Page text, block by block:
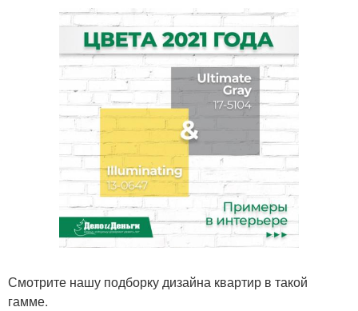
Смотрите нашу подборку дизайна квартир в такой
гамме.